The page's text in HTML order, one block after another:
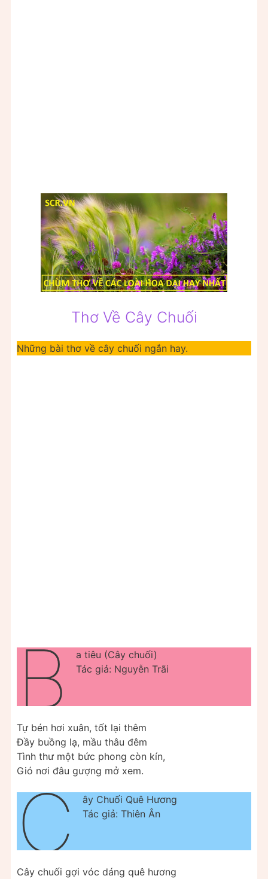
Thơ Về Cây Chuối
Những bài thơ về cây chuối ngắn hay.
B
a tiêu (Cây chuối)
Tác giả: Nguyễn Trãi
Tự bén hơi xuân, tốt lại thêm
Đầy buồng lạ, mầu thâu đêm
Tình thư một bức phong còn kín,
Gió nơi đâu gượng mở xem.
C
ây Chuối Quê Hương
Tác giả: Thiên Ân
Cây chuối gợi vóc dáng quê hương